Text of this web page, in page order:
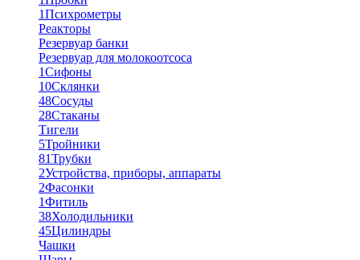
1Психрометры
Реакторы
Резервуар банки
Резервуар для молокоотсоса
1Сифоны
10Склянки
48Сосуды
28Стаканы
Тигели
5Тройники
81Трубки
2Устройства, приборы, аппараты
2Фасонки
1Фитиль
38Холодильники
45Цилиндры
Чашки